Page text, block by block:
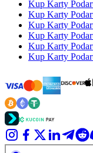
Kup Karty
Kup Karty
Kup Karty
Kup Karty
Kup Karty
Kup Karty